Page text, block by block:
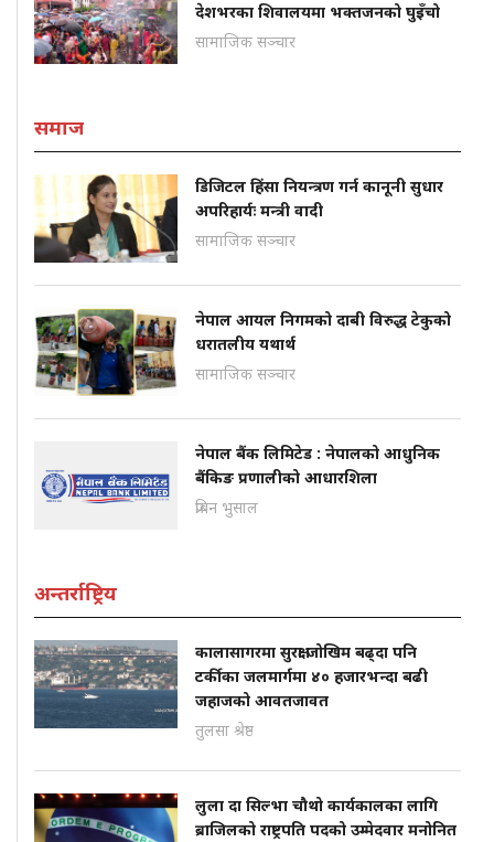
देशभरका शिवालयमा भक्तजनको घुइँचो
सामाजिक सञ्चार
समाज
डिजिटल हिंसा नियन्त्रण गर्न कानूनी सुधार
अपरिहार्यः मन्त्री वादी
सामाजिक सञ्चार
नेपाल आयल निगमको दाबी विरुद्ध टेकुको
धरातलीय यथार्थ
सामाजिक सञ्चार
नेपाल बैंक लिमिटेड : नेपालको आधुनिक
बैंकिङ प्रणालीको आधारशिला
प्रबिन भुसाल
अन्तर्राष्ट्रिय
कालासागरमा सुरक्षा जोखिम बढ्दा पनि
टर्कीका जलमार्गमा ४० हजारभन्दा बढी
जहाजको आवतजावत
तुलसा श्रेष्ठ
लुला दा सिल्भा चौथो कार्यकालका लागि
ब्राजिलको राष्ट्रपति पदको उम्मेदवार मनोनित